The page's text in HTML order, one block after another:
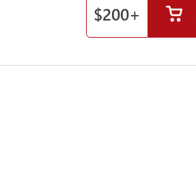
$200+